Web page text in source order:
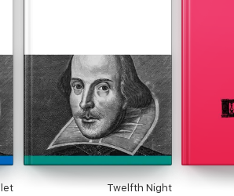
Twelfth Night